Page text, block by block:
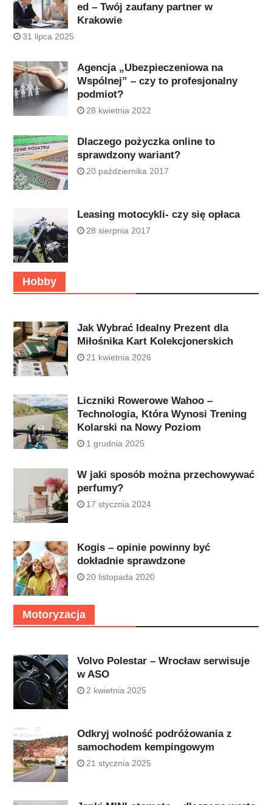
ed – Twój zaufany partner w
Krakowie
31 lipca 2025
Agencja „Ubezpieczeniowa na
Wspólnej” – czy to profesjonalny
podmiot?
28 kwietnia 2022
Dlaczego pożyczka online to
sprawdzony wariant?
20 października 2017
Leasing motocykli- czy się opłaca
28 sierpnia 2017
Hobby
Jak Wybrać Idealny Prezent dla
Miłośnika Kart Kolekcjonerskich
21 kwietnia 2026
Liczniki Rowerowe Wahoo –
Technologia, Która Wynosi Trening
Kolarski na Nowy Poziom
1 grudnia 2025
W jaki sposób można przechowywać
perfumy?
17 stycznia 2024
Kogis – opinie powinny być
dokładnie sprawdzone
20 listopada 2020
Motoryzacja
Volvo Polestar – Wrocław serwisuje
w ASO
2 kwietnia 2025
Odkryj wolność podróżowania z
samochodem kempingowym
21 stycznia 2025